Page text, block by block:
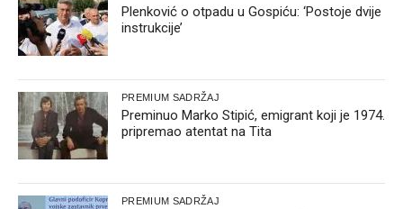
Plenković o otpadu u Gospiću: ‘Postoje dvije
instrukcije’
PREMIUM SADRŽAJ
Preminuo Marko Stipić, emigrant koji je 1974.
pripremao atentat na Tita
PREMIUM SADRŽAJ